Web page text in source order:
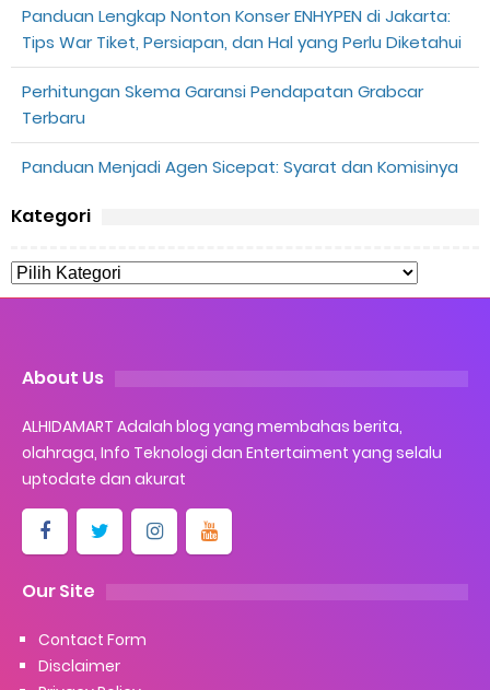
Panduan Lengkap Nonton Konser ENHYPEN di Jakarta:
Tips War Tiket, Persiapan, dan Hal yang Perlu Diketahui
Perhitungan Skema Garansi Pendapatan Grabcar
Terbaru
Panduan Menjadi Agen Sicepat: Syarat dan Komisinya
Kategori
About Us
ALHIDAMART Adalah blog yang membahas berita,
olahraga, Info Teknologi dan Entertaiment yang selalu
uptodate dan akurat
Our Site
Contact Form
Disclaimer